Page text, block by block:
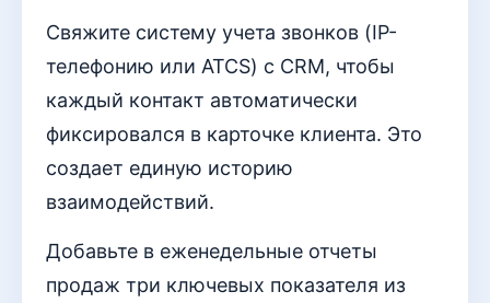
Свяжите систему учета звонков (IP-
телефонию или ATCS) с CRM, чтобы
каждый контакт автоматически
фиксировался в карточке клиента. Это
создает единую историю
взаимодействий.
Добавьте в еженедельные отчеты
продаж три ключевых показателя из